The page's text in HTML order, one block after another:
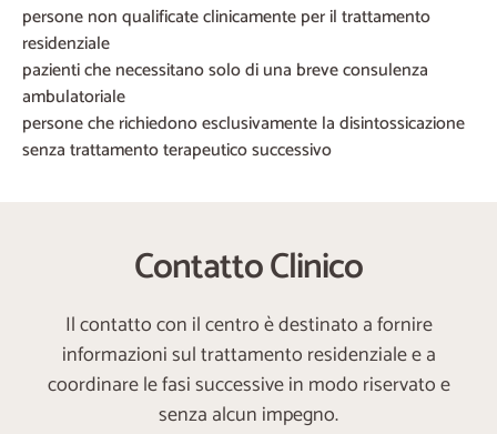
persone non qualificate clinicamente per il trattamento
residenziale
pazienti che necessitano solo di una breve consulenza
ambulatoriale
persone che richiedono esclusivamente la disintossicazione
senza trattamento terapeutico successivo
Contatto Clinico
Il contatto con il centro è destinato a fornire
informazioni sul trattamento residenziale e a
coordinare le fasi successive in modo riservato e
senza alcun impegno.